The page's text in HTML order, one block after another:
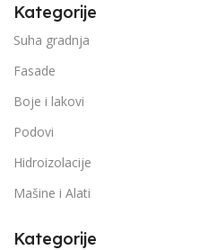
Kategorije
Suha gradnja
Fasade
Boje i lakovi
Podovi
Hidroizolacije
Mašine i Alati
Kategorije